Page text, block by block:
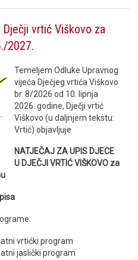
vrtić Viškovo za
2027.
Temeljem Odluke Upravnog
vijeća Dječjeg vrtića Viškovo
br. 8/2026 od 10. lipnja
2026. godine, Dječji vrtić
Viškovo (u daljnjem tekstu:
Vrtić) objavljuje
NATJEČAJ ZA UPIS DJECE
U DJEČJI VRTIĆ VIŠKOVO za
vrtićki program
jaslički program